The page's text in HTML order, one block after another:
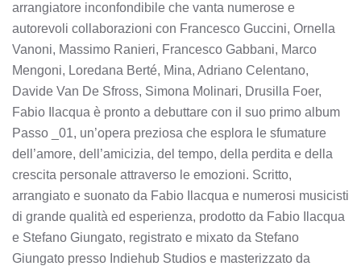
arrangiatore inconfondibile che vanta numerose e
autorevoli collaborazioni con Francesco Guccini, Ornella
Vanoni, Massimo Ranieri, Francesco Gabbani, Marco
Mengoni, Loredana Berté, Mina, Adriano Celentano,
Davide Van De Sfross, Simona Molinari, Drusilla Foer,
Fabio Ilacqua è pronto a debuttare con il suo primo album
Passo _01, un’opera preziosa che esplora le sfumature
dell’amore, dell’amicizia, del tempo, della perdita e della
crescita personale attraverso le emozioni. Scritto,
arrangiato e suonato da Fabio Ilacqua e numerosi musicisti
di grande qualità ed esperienza, prodotto da Fabio Ilacqua
e Stefano Giungato, registrato e mixato da Stefano
Giungato presso Indiehub Studios e masterizzato da